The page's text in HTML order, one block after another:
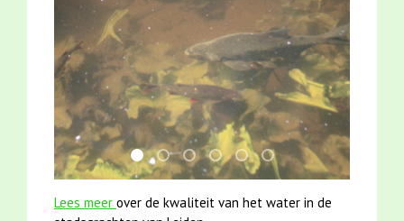
jun2021 28 brasem en rietvoorns 4a
mei2021 watervogelmethode fuut met
karper met kattenklimtouw
smoelenboek fifi en karper
jun2021 zaklv 5 snoekje
mei2021 1 snoekje
Lees meer over de kwaliteit van het water in de